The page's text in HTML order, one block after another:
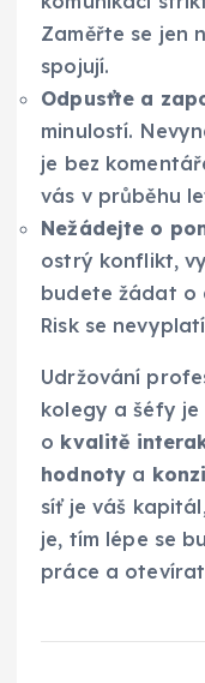
Zaměřte se jen
spojují.
Odpusťte a
minulostí.
je bez
vás v průběhu
Nežádejte o
ostrý konflikt,
budete žádat o
Risk se
Udržování
kolegy a šéfy
o kvalitě
hodnoty a
síť je váš
je, tím lépe se
práce a